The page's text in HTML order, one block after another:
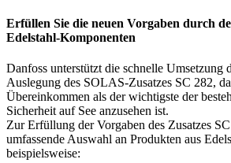
Erfüllen Sie die neuen Vorgaben durch
Edelstahl-Komponenten
Danfoss unterstützt die schnelle Umsetzung
Auslegung des SOLAS-Zusatzes SC 282,
Übereinkommen als der wichtigste der
Sicherheit auf See anzusehen ist.
Zur Erfüllung der Vorgaben des Zusatzes
umfassende Auswahl an Produkten aus
beispielsweise: